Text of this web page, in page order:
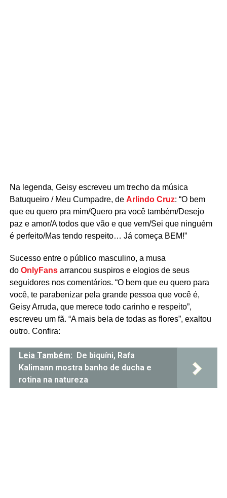
Na legenda, Geisy escreveu um trecho da música
Batuqueiro / Meu Cumpadre, de Arlindo Cruz: “O bem
que eu quero pra mim/Quero pra você também/Desejo
paz e amor/A todos que vão e que vem/Sei que ninguém
é perfeito/Mas tendo respeito… Já começa BEM!”
Sucesso entre o público masculino, a musa
do OnlyFans arrancou suspiros e elogios de seus
seguidores nos comentários. “O bem que eu quero para
você, te parabenizar pela grande pessoa que você é,
Geisy Arruda, que merece todo carinho e respeito”,
escreveu um fã. “A mais bela de todas as flores”, exaltou
outro. Confira:
Leia Também: De biquíni, Rafa
Kalimann mostra banho de ducha e
rotina na natureza